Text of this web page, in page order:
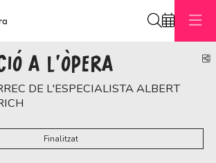
A L'ÒPERA
DE L'ESPECIALISTA ALBERT
Finalitzat